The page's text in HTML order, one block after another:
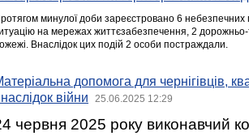
минулої доби зареєстровано 6 небезпечних
на мережах життєзабезпечення, 2
Внаслідок цих подій 2 особи постраждали.
допомога для чернігівців,
війни
25.06.2025 12:29
червня 2025 року виконавчий